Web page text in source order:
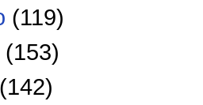
(119)
(153)
(142)